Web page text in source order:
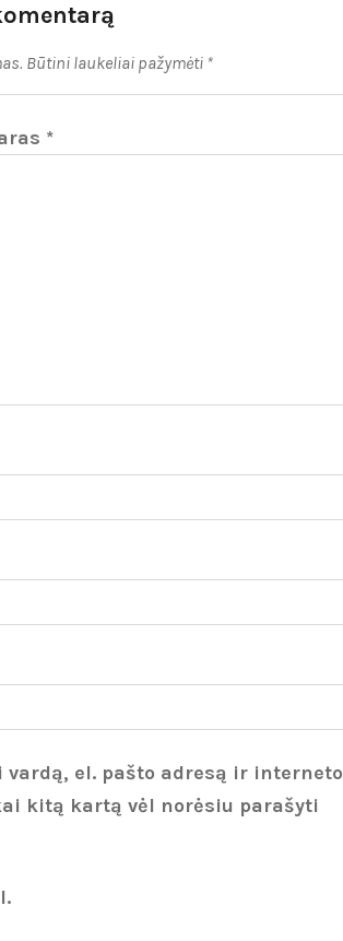
Būtini laukeliai pažymėti *
*
el. pašto adresą ir interneto
kitą kartą vėl norėsiu parašyti